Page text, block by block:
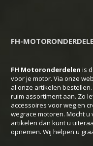
FH-
FH Motoronderdelen is
voor je motor. Via onze
al onze artikelen
ruim assortiment aan. Zo
accessoires voor weg en
wegrace motoren. Mocht
artikelen dan kunt u
opnemen. Wij helpen u